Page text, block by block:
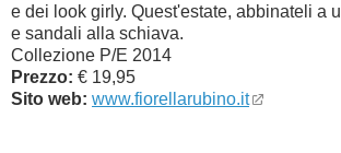
e dei look girly. Quest'estate, abbinateli a
e sandali alla schiava.
Collezione P/E 2014
Prezzo: € 19,95
Sito web: www.fiorellarubino.it